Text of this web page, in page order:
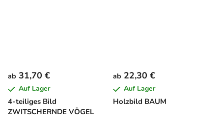
4-teiliges Bild
ZWITSCHERNDE VÖGEL
ab 31,70 €
Auf Lager
Holzbild BAUM
ab 22,30 €
Auf Lager